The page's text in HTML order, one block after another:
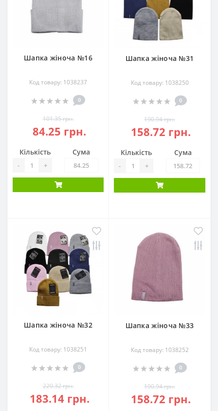
Шапка жіноча №16
Код товару: 1038237
0
101.35 грн.
84.25 грн.
Кількість
- +
Сума
Шапка жіноча №31
Код товару: 1038250
0
190.94 грн.
158.72 грн.
Кількість
- +
Сума
Шапка жіноча №32
Код товару: 1038251
0
220.32 грн.
183.14 грн.
Шапка жіноча №33
Код товару: 1038252
0
190.94 грн.
158.72 грн.